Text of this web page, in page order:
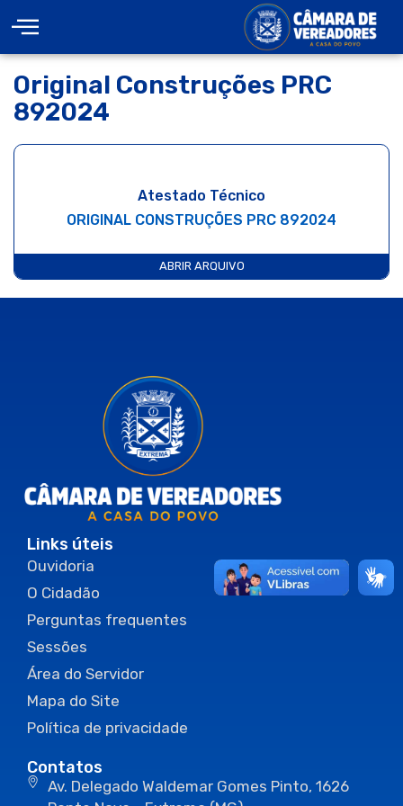
Original Construções PRC
892024
Atestado Técnico
ORIGINAL CONSTRUÇÕES PRC 892024
ABRIR ARQUIVO
Links úteis
Ouvidoria
O Cidadão
Perguntas frequentes
Sessões
Área do Servidor
Mapa do Site
Política de privacidade
Contatos
Av. Delegado Waldemar Gomes Pinto, 1626